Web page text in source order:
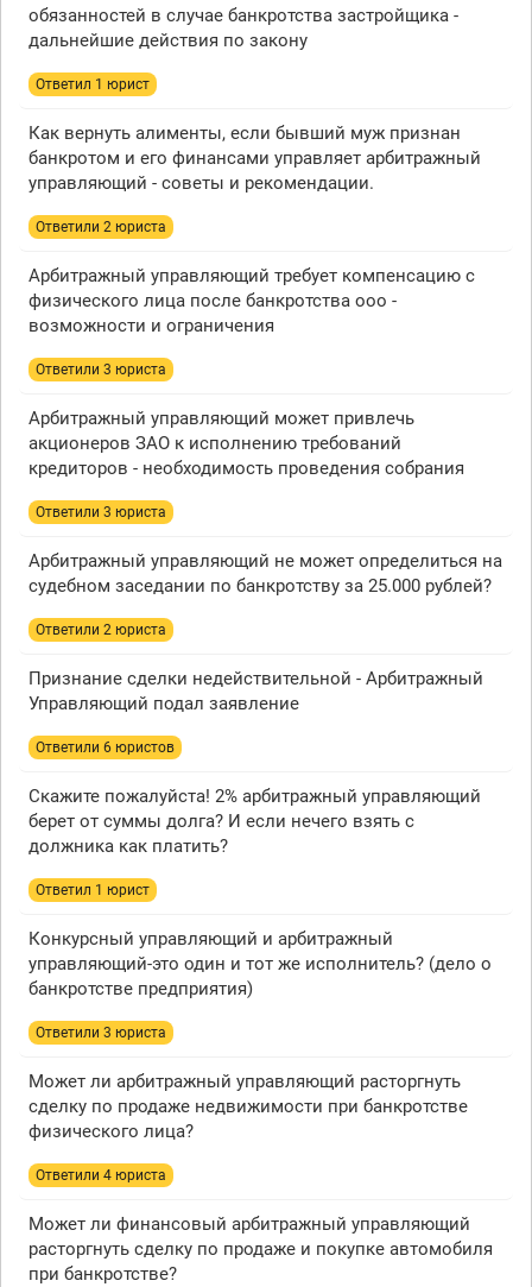
обязанностей в случае банкротства застройщика -
дальнейшие действия по закону
Ответил 1 юрист
Как вернуть алименты, если бывший муж признан
банкротом и его финансами управляет арбитражный
управляющий - советы и рекомендации.
Ответили 2 юристa
Арбитражный управляющий требует компенсацию с
физического лица после банкротства ооо -
возможности и ограничения
Ответили 3 юристa
Арбитражный управляющий может привлечь
акционеров ЗАО к исполнению требований
кредиторов - необходимость проведения собрания
Ответили 3 юристa
Арбитражный управляющий не может определиться на
судебном заседании по банкротству за 25.000 рублей?
Ответили 2 юристa
Признание сделки недействительной - Арбитражный
Управляющий подал заявление
Ответили 6 юристов
Скажите пожалуйста! 2% арбитражный управляющий
берет от суммы долга? И если нечего взять с
должника как платить?
Ответил 1 юрист
Конкурсный управляющий и арбитражный
управляющий-это один и тот же исполнитель? (дело о
банкротстве предприятия)
Ответили 3 юристa
Может ли арбитражный управляющий расторгнуть
сделку по продаже недвижимости при банкротстве
физического лица?
Ответили 4 юристa
Может ли финансовый арбитражный управляющий
расторгнуть сделку по продаже и покупке автомобиля
при банкротстве?